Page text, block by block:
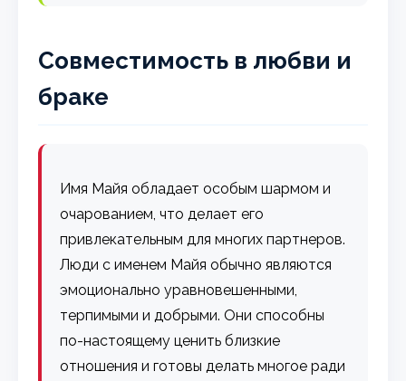
Совместимость в любви и
браке
Имя Майя обладает особым шармом и
очарованием, что делает его
привлекательным для многих партнеров.
Люди с именем Майя обычно являются
эмоционально уравновешенными,
терпимыми и добрыми. Они способны
по-настоящему ценить близкие
отношения и готовы делать многое ради